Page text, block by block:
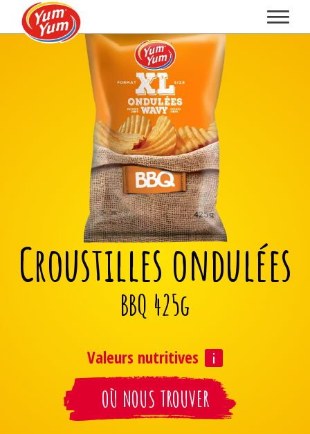
Croustilles ondulées
BBQ 425g
Valeurs nutritives
OÙ NOUS TROUVER